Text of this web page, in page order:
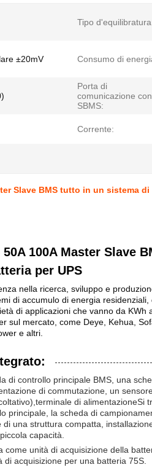
Tipo
±20mV Consumo di
Porta di
comunicazione con
SBMS:
Corrente:
Slave BMS tutto in un sistema
100A Master Slave
per UPS
nella ricerca, sviluppo e
di accumulo di energia residenziali,
di applicazioni che vanno da KWh
sul mercato, come Deye, Kehua,
e altri.
di controllo principale BMS, una
di commutazione, un
di alimentazioneSi
principale, la scheda di
una struttura compatta,
capacità.
come unità di acquisizione della
acquisizione per una batteria 75S.